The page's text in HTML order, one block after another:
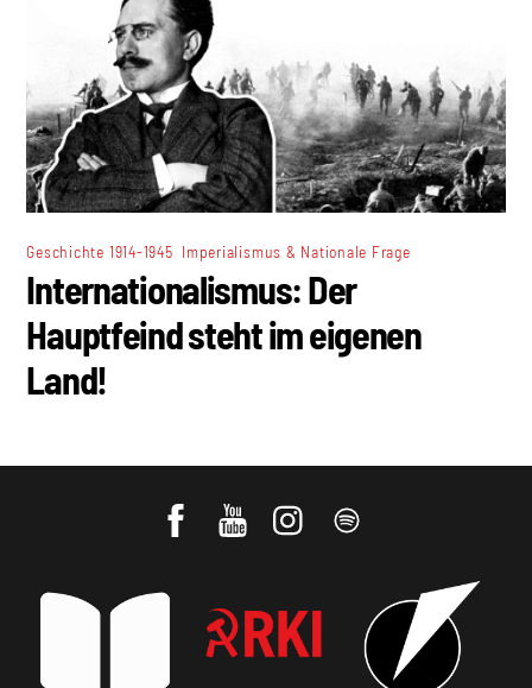
Geschichte 1914-1945 Imperialismus & Nationale Frage
Internationalismus: Der
Hauptfeind steht im eigenen
Land!